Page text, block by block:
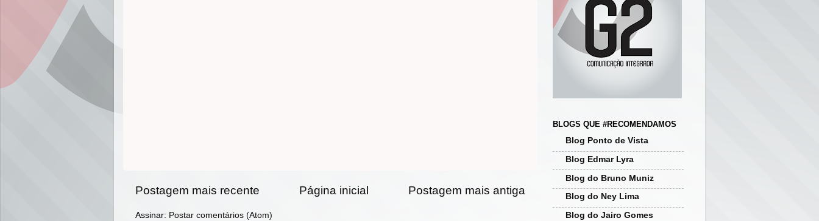
Postagem mais recente Postagem mais antiga
Página inicial
Assinar: Postar comentários (Atom)
BLOGS QUE #RECOMENDAMOS
Blog Ponto de Vista
Blog Edmar Lyra
Blog do Bruno Muniz
Blog do Ney Lima
Blog do Jairo Gomes